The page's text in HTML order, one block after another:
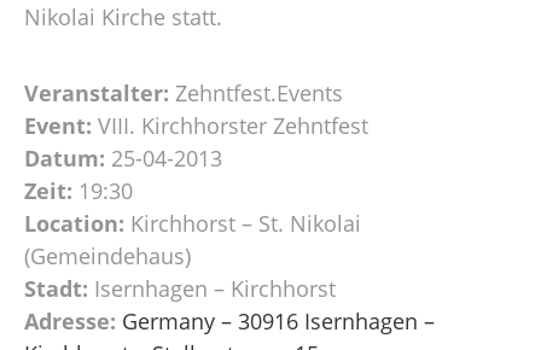
Nikolai Kirche statt.
Veranstalter: Zehntfest.Events
Event: VIII. Kirchhorster Zehntfest
Datum: 25-04-2013
Zeit: 19:30
Location: Kirchhorst – St. Nikolai
(Gemeindehaus)
Stadt: Isernhagen – Kirchhorst
Adresse: Germany – 30916 Isernhagen –